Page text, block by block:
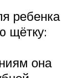
ребенка
щётку:
она